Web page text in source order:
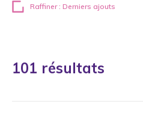
Raffiner : Derniers ajouts
101 résultats